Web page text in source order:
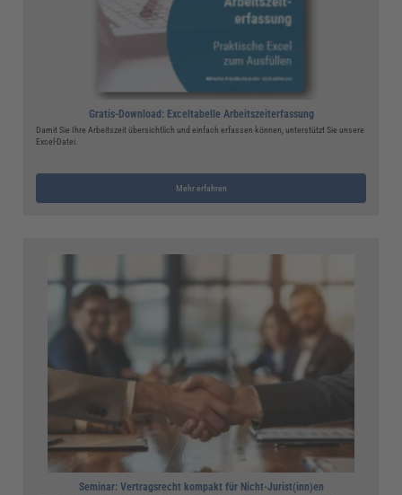
Gratis-Download: Exceltabelle Arbeitszeiterfassung
Damit Sie Ihre Arbeitszeit übersichtlich und einfach erfassen können, unterstützt Sie unsere
Excel-Datei.
Mehr erfahren
Seminar: Vertragsrecht kompakt für Nicht-Jurist(inn)en